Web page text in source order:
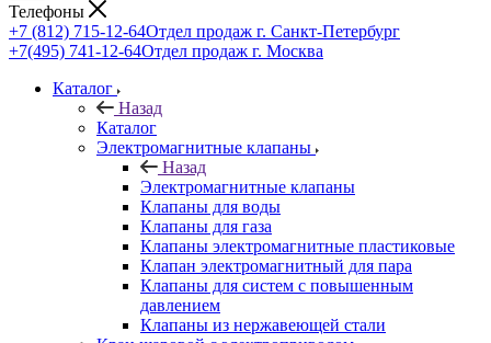
Телефоны
+7 (812) 715-12-64Отдел продаж г. Санкт-Петербург
+7(495) 741-12-64Отдел продаж г. Москва
Каталог
Назад
Каталог
Электромагнитные клапаны
Назад
Электромагнитные клапаны
Клапаны для воды
Клапаны для газа
Клапаны электромагнитные пластиковые
Клапан электромагнитный для пара
Клапаны для систем с повышенным
давлением
Клапаны из нержавеющей стали